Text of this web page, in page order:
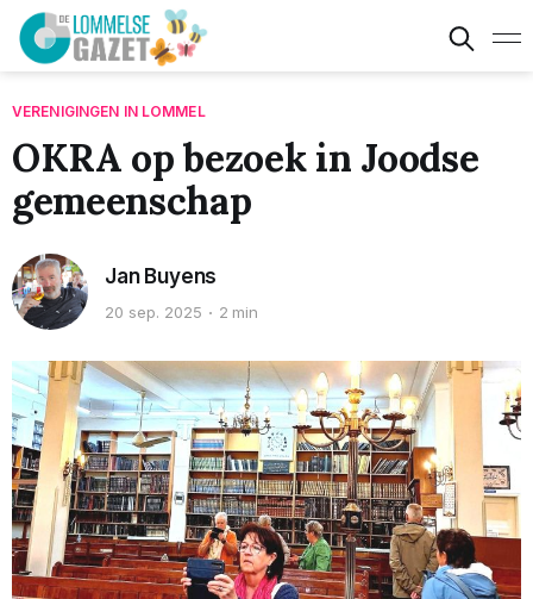
VERENIGINGEN IN LOMMEL
OKRA op bezoek in Joodse
gemeenschap
Jan Buyens
20 sep. 2025 2 min